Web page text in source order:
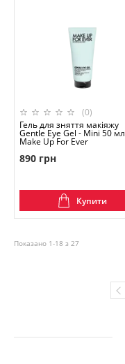
(0)
Гель для зняття макіяжу
Gentle Eye Gel - Mini 50 мл
Make Up For Ever
890 грн
Купити
Показано 1-18 з 27